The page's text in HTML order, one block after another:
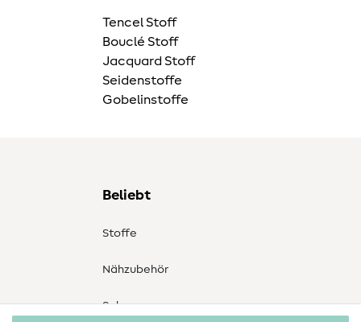
Tencel Stoff
Bouclé Stoff
Jacquard Stoff
Seidenstoffe
Gobelinstoffe
Beliebt
Stoffe
Nähzubehör
Sale